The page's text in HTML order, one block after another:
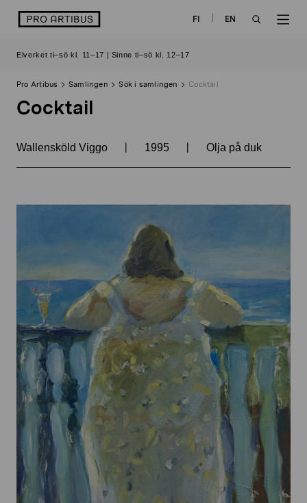
logo FI
EN
Elverket ti–sö kl. 11–17 | Sinne ti–sö kl. 12–17
Pro Artibus Samlingen Sök i samlingen Cocktail
Cocktail
Wallensköld Viggo | 1995 | Olja på duk